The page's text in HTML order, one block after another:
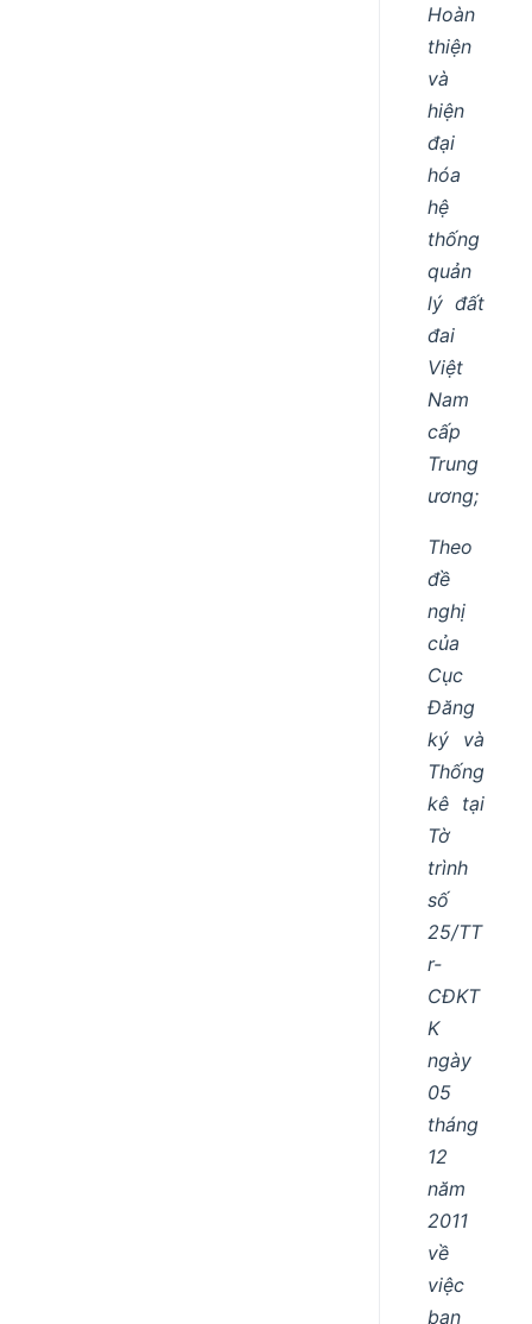
Hoàn
thiện
và
hiện
đại
hóa
hệ
thống
quản
lý đất
đai
Việt
Nam
cấp
Trung
ương;
Theo
đề
nghị
của
Cục
Đăng
ký và
Thống
kê tại
Tờ
trình
số
25/TT
r-
CĐKT
K
ngày
05
tháng
12
năm
2011
về
việc
ban